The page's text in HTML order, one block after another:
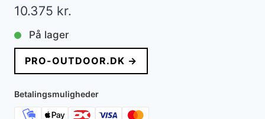
10.375 kr.
På lager
PRO-OUTDOOR.DK →
Betalingsmuligheder